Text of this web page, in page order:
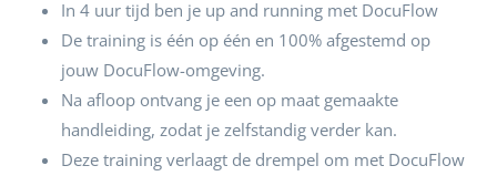
In 4 uur tijd ben je up and running met DocuFlow
De training is één op één en 100% afgestemd op
jouw DocuFlow-omgeving.
Na afloop ontvang je een op maat gemaakte
handleiding, zodat je zelfstandig verder kan.
Deze training verlaagt de drempel om met DocuFlow